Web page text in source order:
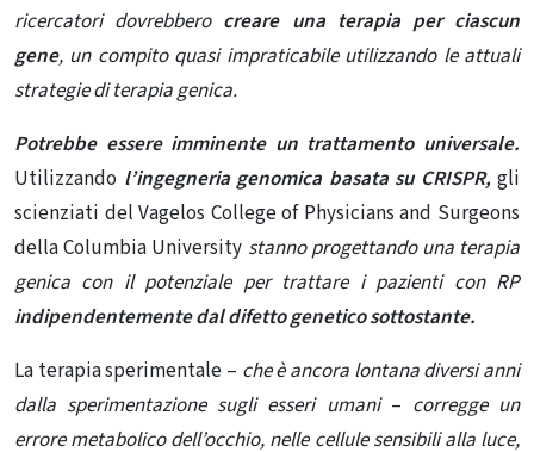
ricercatori dovrebbero creare una terapia per ciascun
gene, un compito quasi impraticabile utilizzando le attuali
strategie di terapia genica.
Potrebbe essere imminente un trattamento universale.
Utilizzando l’ingegneria genomica basata su CRISPR, gli
scienziati del Vagelos College of Physicians and Surgeons
della Columbia University stanno progettando una terapia
genica con il potenziale per trattare i pazienti con RP
indipendentemente dal difetto genetico sottostante.
La terapia sperimentale – che è ancora lontana diversi anni
dalla sperimentazione sugli esseri umani– corregge un
errore metabolico dell’occhio, nelle cellule sensibili alla luce,